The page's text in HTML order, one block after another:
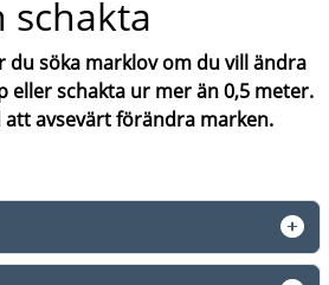
schakta
söka marklov om du vill ändra
eller schakta ur mer än 0,5 meter.
avsevärt förändra marken.